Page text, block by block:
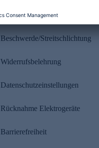
Rechtliches
Beschwerde/Streitschlichtung
Widerrufsbelehrung
Datenschutzeinstellungen
Rücknahme Elektrogeräte
Barrierefreiheit